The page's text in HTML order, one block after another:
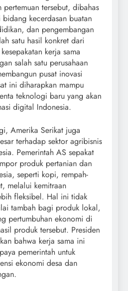
pertemuan tersebut, dibahas
kecerdasan buatan
dan pengembangan
satu hasil konkret dari
kerja sama
salah satu perusahaan
pusat inovasi
ini diharapkan mampu
teknologi baru yang akan
digital Indonesia.
Amerika Serikat juga
terhadap sektor agribisnis
Pemerintah AS sepakat
produk pertanian dan
seperti kopi, rempah-
melalui kemitraan
fleksibel. Hal ini tidak
tambah bagi produk lokal,
pertumbuhan ekonomi di
produk tersebut. Presiden
bahwa kerja sama ini
pemerintah untuk
ekonomi desa dan